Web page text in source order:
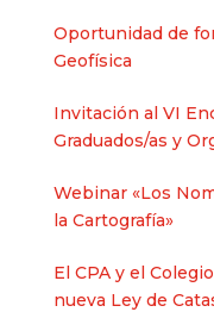
Oportunidad de
Geofísica
Invitación al VI
Graduados/as y
Webinar «Los
la Cartografía»
El CPA y el
nueva Ley de